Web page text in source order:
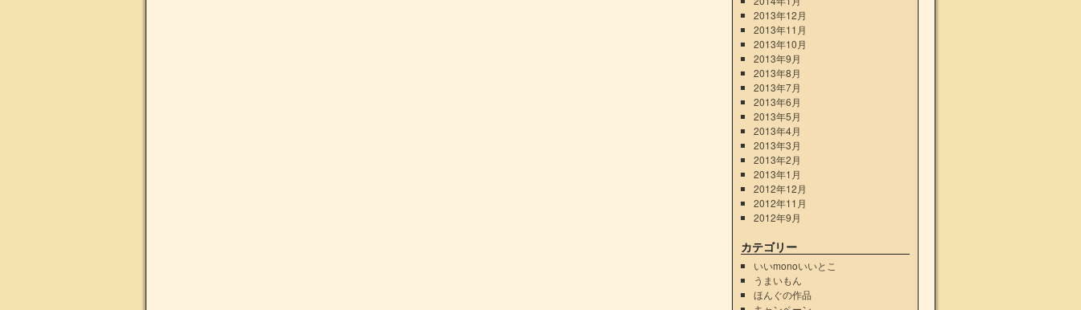
2013年12月
2013年11月
2013年10月
2013年9月
2013年8月
2013年7月
2013年6月
2013年5月
2013年4月
2013年3月
2013年2月
2013年1月
2012年12月
2012年11月
2012年9月
カテゴリー
いいmonoいいとこ
うまいもん
ほんぐの作品